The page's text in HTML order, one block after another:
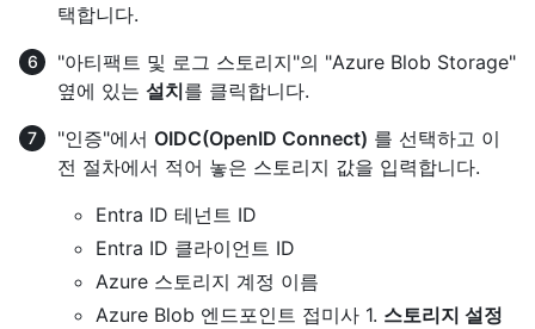
택합니다.
"아티팩트 및 로그 스토리지"의 "Azure Blob Storage"
옆에 있는 설치를 클릭합니다.
"인증"에서 OIDC(OpenID Connect) 를 선택하고 이
전 절차에서 적어 놓은 스토리지 값을 입력합니다.
Entra ID 테넌트 ID
Entra ID 클라이언트 ID
Azure 스토리지 계정 이름
Azure Blob 엔드포인트 접미사 1. 스토리지 설정